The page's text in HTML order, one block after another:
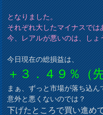
となりました。
それぞれ大したマイナスでは
今、レアルが悪いのは、しょ
今日現在の総損益は、
＋３．４９％（
まぁ、ずっと市場が落ち込ん
意外と悪くないのでは？
下げたところで買い進め